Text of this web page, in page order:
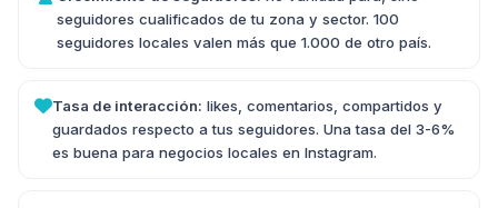
seguidores cualificados de tu zona y sector. 100
seguidores locales valen más que 1.000 de otro país.
Tasa de interacción: likes, comentarios, compartidos y
guardados respecto a tus seguidores. Una tasa del 3-6%
es buena para negocios locales en Instagram.